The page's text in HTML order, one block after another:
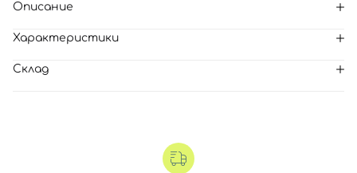
Описание
Характеристики
Склад